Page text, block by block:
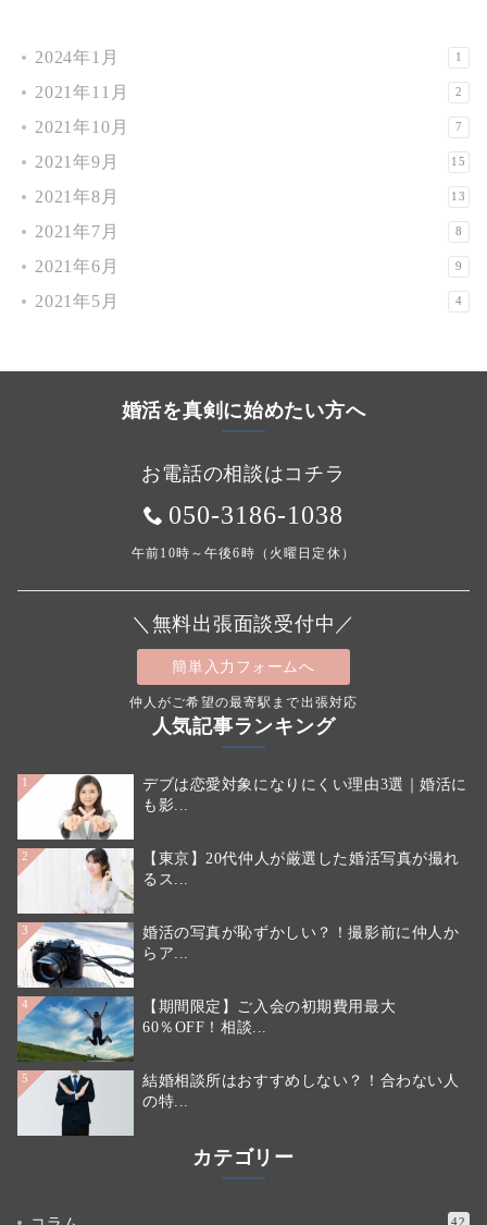
2024年1月 1
2021年11月 2
2021年10月 7
2021年9月 15
2021年8月 13
2021年7月 8
2021年6月 9
2021年5月 4
婚活を真剣に始めたい方へ
お電話の相談はコチラ
050-3186-1038
午前10時～午後6時（火曜日定休）
＼無料出張面談受付中／
簡単入力フォームへ
仲人がご希望の最寄駅まで出張対応
人気記事ランキング
1
デブは恋愛対象になりにくい理由3選｜婚活に
も影...
2
【東京】20代仲人が厳選した婚活写真が撮れ
るス...
3
婚活の写真が恥ずかしい？！撮影前に仲人か
らア...
4
【期間限定】ご入会の初期費用最大
60％OFF！相談...
5
結婚相談所はおすすめしない？！合わない人
の特...
カテゴリー
42